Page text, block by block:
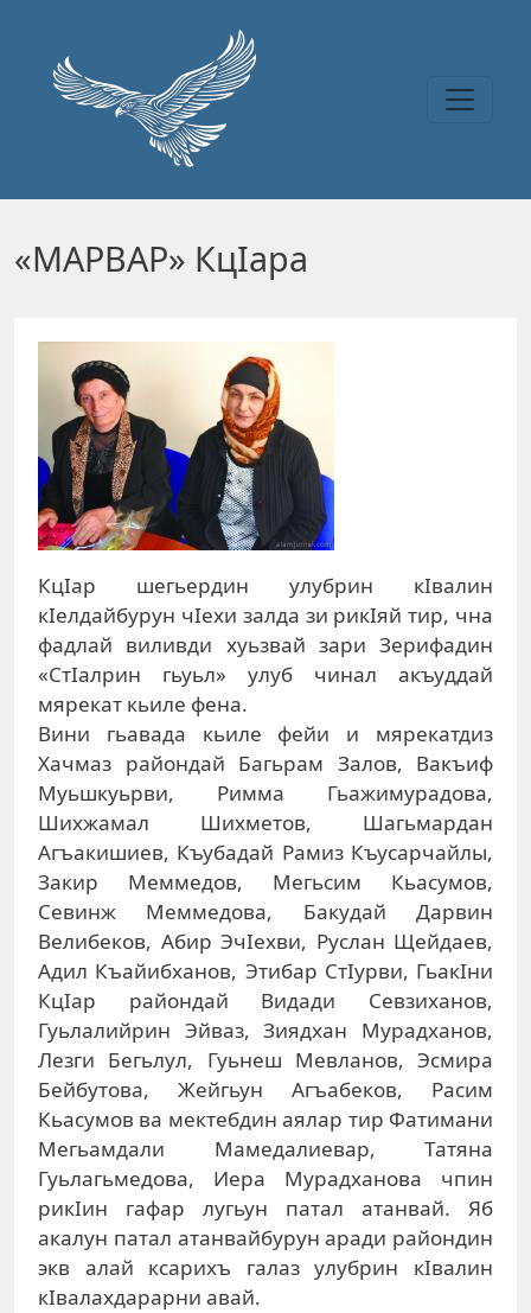
«МАРВАР» КцIара
КцIар шегьердин улубрин кIвалин
кIелдайбурун чIехи залда зи рикIяй тир, чна
фадлай виливди хуьзвай зари Зерифадин
«СтIалрин гьуьл» улуб чинал акъуддай
мярекат кьиле фена.
Вини гьавада кьиле фейи и мярекатдиз
Хачмаз райондай Багьрам Залов, Вакъиф
Муьшкуьрви, Римма Гьажимурадова,
Шихжамал Шихметов, Шагьмардан
Агъакишиев, Къубадай Рамиз Къусарчайлы,
Закир Меммедов, Мегьсим Кьасумов,
Севинж Меммедова, Бакудай Дарвин
Велибеков, Абир ЭчIехви, Руслан Щейдаев,
Адил Къайибханов, Этибар СтIурви, ГьакIни
КцIар райондай Видади Севзиханов,
Гуьлалийрин Эйваз, Зиядхан Мурадханов,
Лезги Бегьлул, Гуьнеш Мевланов, Эсмира
Бейбутова, Жейгьун Агъабеков, Расим
Кьасумов ва мектебдин аялар тир Фатимани
Мегьамдали Мамедалиевар, Татяна
Гуьлагьмедова, Иера Мурадханова чпин
рикIин гафар лугьун патал атанвай. Яб
акалун патал атанвайбурун аради райондин
экв алай ксарихъ галаз улубрин кIвалин
кIвалахдарарни авай.